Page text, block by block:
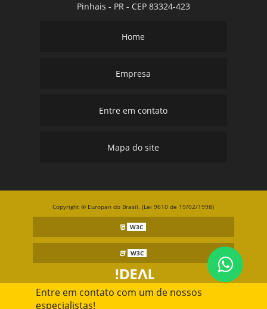
Entre em contato com um de nossos
especialistas!
Pinhais - PR - CEP 83324-423
Home
Empresa
Entre em contato
Mapa do site
Copyright © Europan do Brasil. (Lei 9610 de 19/02/1998)
W3C
W3C